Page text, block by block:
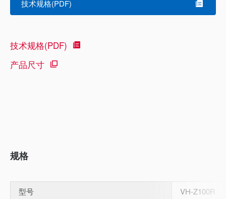
技术规格(PDF)
技术规格(PDF)
产品尺寸
规格
型号
VH-Z100R